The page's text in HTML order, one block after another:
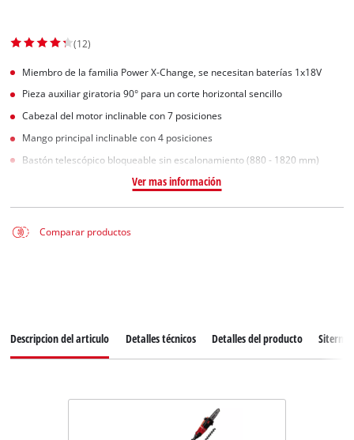
(12)
Miembro de la familia Power X-Change, se necesitan baterías 1x18V
Pieza auxiliar giratoria 90° para un corte horizontal sencillo
Cabezal del motor inclinable con 7 posiciones
Mango principal inclinable con 4 posiciones
Bastón telescópico bloqueable sin escalonamiento (880 - 1820 mm)
Ver mas información
Comparar productos
Descripcion del articulo Detalles técnicos Detalles del producto